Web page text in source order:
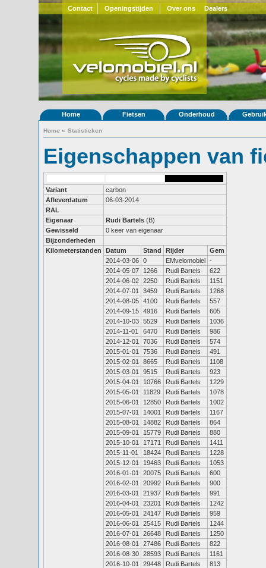
Contact Openingstijden Over ons Dealers
Home Fietsen Onderhoud
Home » Statistieken
Eigenschappen van
Variant
carbon
Afleverdatum
06-03-2014
RAL
Eigenaar
Rudi Bartels (B)
Gewisseld
0 keer van eigenaar
Bijzonderheden
Kilometerstanden
Datum Stand Rijder
Gem
2014-03-06 0 EMvelomobiel -
2014-05-07
1266 Rudi Bartels
622
2014-06-02 2250 Rudi Bartels
1151
2014-07-01
3459 Rudi Bartels
1268
2014-08-05 4100 Rudi Bartels
557
2014-09-15 4916 Rudi Bartels
605
2014-10-03 5529 Rudi Bartels
1036
2014-11-01
6470 Rudi Bartels
986
2014-12-01
7036 Rudi Bartels
574
2015-01-01
7536 Rudi Bartels
491
2015-02-01
8665 Rudi Bartels
1108
2015-03-01
9515 Rudi Bartels
923
2015-04-01
10766 Rudi Bartels
1229
2015-05-01
11829 Rudi Bartels
1078
2015-06-01
12850 Rudi Bartels
1002
2015-07-01
14001 Rudi Bartels
1167
2015-08-01
14882 Rudi Bartels
864
2015-09-01
15779 Rudi Bartels
880
2015-10-01
17171 Rudi Bartels
1411
2015-11-01
18424 Rudi Bartels
1228
2015-12-01
19463 Rudi Bartels
1053
2016-01-01
20075 Rudi Bartels
600
2016-02-01
20992 Rudi Bartels
900
2016-03-01
21937 Rudi Bartels
991
2016-04-01
23201 Rudi Bartels
1242
2016-05-01
24147 Rudi Bartels
959
2016-06-01
25415 Rudi Bartels
1244
2016-07-01
26648 Rudi Bartels
1250
2016-08-01
27486 Rudi Bartels
822
2016-08-30 28593 Rudi Bartels
1161
2016-10-01
29448 Rudi Bartels
813